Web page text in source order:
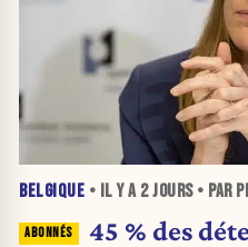
BELGIQUE • IL Y A 2 JOURS• PAR
45 % des